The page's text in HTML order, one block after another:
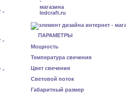
ПАРАМЕТРЫ
Мощность
Температура свечения
Цвет свечения
Световой поток
Габаритный размер